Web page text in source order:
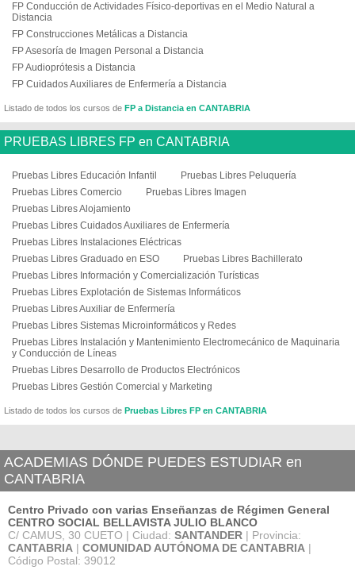
FP Conducción de Actividades Físico-deportivas en el Medio Natural a
Distancia
FP Construcciones Metálicas a Distancia
FP Asesoría de Imagen Personal a Distancia
FP Audioprótesis a Distancia
FP Cuidados Auxiliares de Enfermería a Distancia
Listado de todos los cursos de FP a Distancia en CANTABRIA
PRUEBAS LIBRES FP en CANTABRIA
Pruebas Libres Educación Infantil
Pruebas Libres Peluquería
Pruebas Libres Comercio
Pruebas Libres Imagen
Pruebas Libres Alojamiento
Pruebas Libres Cuidados Auxiliares de Enfermería
Pruebas Libres Instalaciones Eléctricas
Pruebas Libres Graduado en ESO
Pruebas Libres Bachillerato
Pruebas Libres Información y Comercialización Turísticas
Pruebas Libres Explotación de Sistemas Informáticos
Pruebas Libres Auxiliar de Enfermería
Pruebas Libres Sistemas Microinformáticos y Redes
Pruebas Libres Instalación y Mantenimiento Electromecánico de Maquinaria
y Conducción de Líneas
Pruebas Libres Desarrollo de Productos Electrónicos
Pruebas Libres Gestión Comercial y Marketing
Listado de todos los cursos de Pruebas Libres FP en CANTABRIA
ACADEMIAS DÓNDE PUEDES ESTUDIAR en
CANTABRIA
Centro Privado con varias Enseñanzas de Régimen General
CENTRO SOCIAL BELLAVISTA JULIO BLANCO
C/ CAMUS, 30 CUETO | Ciudad: SANTANDER | Provincia:
CANTABRIA | COMUNIDAD AUTÓNOMA DE CANTABRIA |
Código Postal: 39012